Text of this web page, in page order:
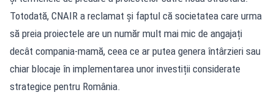
Totodată, CNAIR a reclamat și faptul că societatea care urma
să preia proiectele are un număr mult mai mic de angajați
decât compania-mamă, ceea ce ar putea genera întârzieri sau
chiar blocaje în implementarea unor investiții considerate
strategice pentru România.